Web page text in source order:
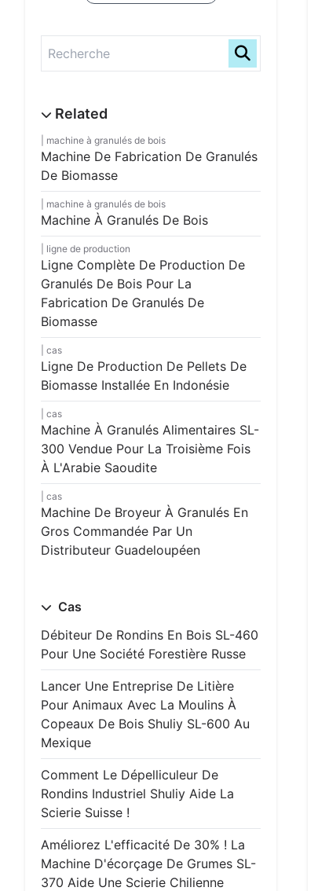
machine à granulés de bois
Machine De Fabrication De Granulés
De Biomasse
machine à granulés de bois
Machine À Granulés De Bois
ligne de production
Ligne Complète De Production De
Granulés De Bois Pour La
Fabrication De Granulés De
Biomasse
cas
Ligne De Production De Pellets De
Biomasse Installée En Indonésie
cas
Machine À Granulés Alimentaires SL-
300 Vendue Pour La Troisième Fois
À L'Arabie Saoudite
cas
Machine De Broyeur À Granulés En
Gros Commandée Par Un
Distributeur Guadeloupéen
Cas
Débiteur De Rondins En Bois SL-460
Pour Une Société Forestière Russe
Lancer Une Entreprise De Litière
Pour Animaux Avec La Moulins À
Copeaux De Bois Shuliy SL-600 Au
Mexique
Comment Le Dépelliculeur De
Rondins Industriel Shuliy Aide La
Scierie Suisse !
Améliorez L'efficacité De 30% ! La
Machine D'écorçage De Grumes SL-
370 Aide Une Scierie Chilienne